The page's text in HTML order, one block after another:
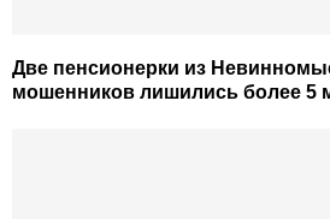
Две пенсионерки из
мошенников лишились более 5